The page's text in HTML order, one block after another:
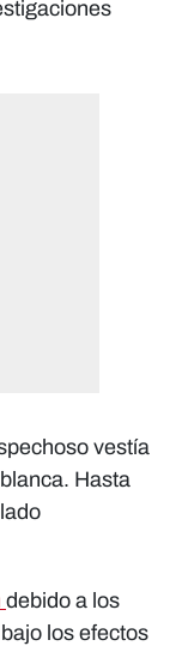
vestía
Hasta
debido a los
los efectos